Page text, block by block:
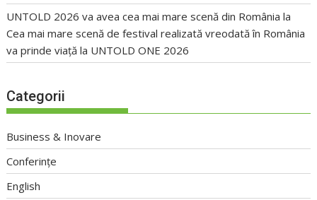
UNTOLD 2026 va avea cea mai mare scenă din România la
Cea mai mare scenă de festival realizată vreodată în România
va prinde viață la UNTOLD ONE 2026
Categorii
Business & Inovare
Conferințe
English